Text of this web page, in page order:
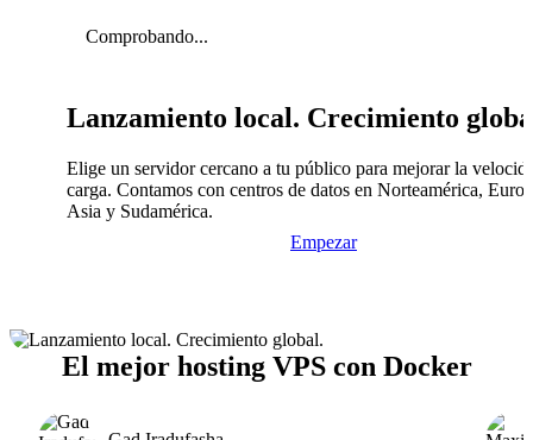
Comprobando...
Lanzamiento local. Crecimiento
Elige un servidor cercano a tu público para mejorar la
carga. Contamos con centros de datos en Norteamérica,
Asia y Sudamérica.
Empezar
El mejor hosting VPS con Docker